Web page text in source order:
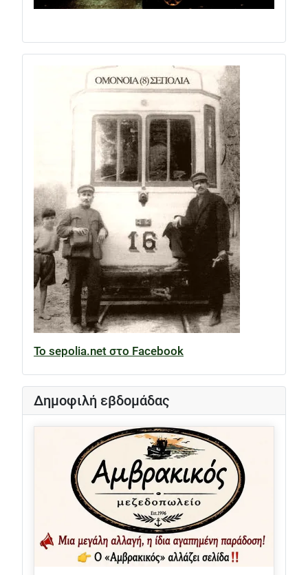
Το sepolia.net στο Facebook
Δημοφιλή εβδομάδας